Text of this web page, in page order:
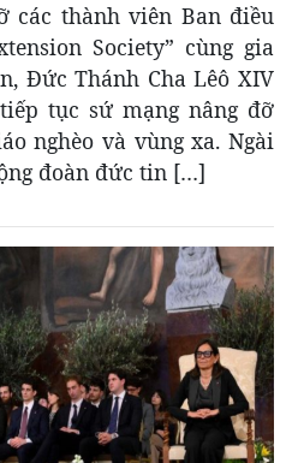
các thành viên Ban điều
Society” cùng gia
Đức Thánh Cha Lêô XIV
tục sứ mạng nâng đỡ
nghèo và vùng xa. Ngài
đoàn đức tin […]